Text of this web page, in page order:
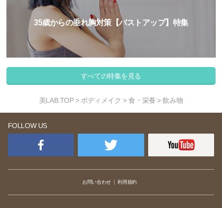
35歳からの垂れ胸対策【バストアップ】特集
すべての特集を見る
美LAB.TOP> ボディメイク >食・栄養 > 飲み物
FOLLOW US
お問い合わせ 利用規約